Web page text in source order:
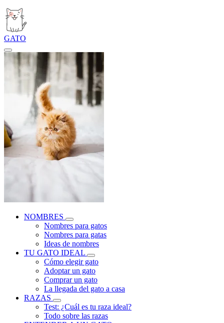
GATO
NOMBRES
Nombres para gatos
Nombres para gatas
Ideas de nombres
TU GATO IDEAL
Cómo elegir gato
Adoptar un gato
Comprar un gato
La llegada del gato a casa
RAZAS
Test: ¿Cuál es tu raza ideal?
Todo sobre las razas